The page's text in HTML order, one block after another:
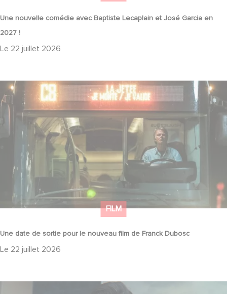
Une nouvelle comédie avec Baptiste Lecaplain et José Garcia en
2027 !
Le 22 juillet 2026
FILM
Une date de sortie pour le nouveau film de Franck Dubosc
Le 22 juillet 2026
Une date de sortie pour le nouveau film de Franck Dubosc
Mexico 86, est à retrouver dès maintenant sur Netflix